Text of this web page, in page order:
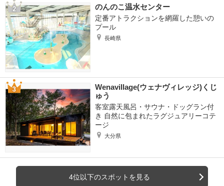
のんのこ温水センター
定番アトラクションを網羅した憩いの
プール
長崎県
Wenavillage(ウェナヴィレッジ)くじ
ゅう
客室露天風呂・サウナ・ドッグラン付
き 自然に包まれたラグジュアリーコテ
ージ
大分県
4位以下のスポットを見る